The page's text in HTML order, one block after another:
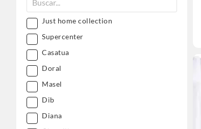
Just home collection
Supercenter
Casatua
Doral
Masel
Dib
Diana